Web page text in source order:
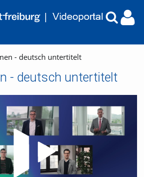
- deutsch untertitelt
- deutsch untertitelt